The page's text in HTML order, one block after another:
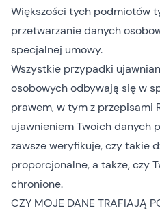
Większości tych podmiotów
przetwarzanie danych
specjalnej umowy.
Wszystkie przypadki
osobowych odbywają się w
prawem, w tym z przepisami
ujawnieniem Twoich danych
zawsze weryfikuje, czy takie
proporcjonalne, a także, czy
chronione.
CZY MOJE DANE TRAFIAJĄ